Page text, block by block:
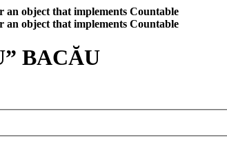
an object that implements Countable
an object that implements Countable
BACĂU